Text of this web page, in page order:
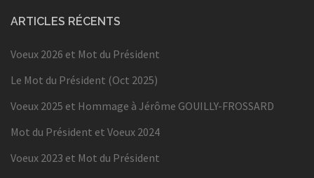
ARTICLES RÉCENTS
Voeux 2026 et Mot du Président
Le Mot du Président (Oct 2025)
Voeux 2025 et Hommage à Jérôme GOUILLY-FROSSARD
Mot du Président et Voeux 2024
Voeux 2023 et Mot du Président